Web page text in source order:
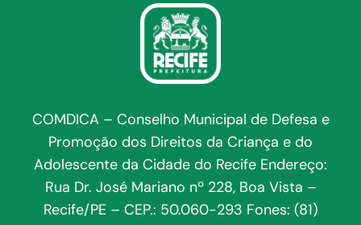
COMDICA – Conselho Municipal de Defesa e
Promoção dos Direitos da Criança e do
Adolescente da Cidade do Recife Endereço:
Rua Dr. José Mariano nº 228, Boa Vista –
Recife/PE – CEP.: 50.060-293 Fones: (81)